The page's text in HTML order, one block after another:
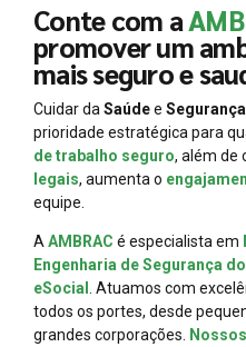
Conte com a
promover um
mais seguro e
Cuidar da Saúdee
prioridade estratégica para
de trabalho seguro, além de
legais, aumenta o
equipe.
A AMBRAC é especialista em
Engenharia de Segurança
eSocial . Atuamos com
todos os portes, desde
grandes corporações.